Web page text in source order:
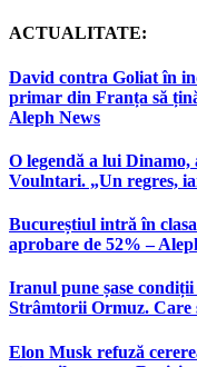
ACTUALITATE:
David contra Goliat în
primar din Franța să
Aleph News
O legendă a lui
Voulntari. „Un regres,
Bucureștiul intră în
aprobare de 52% –
Iranul pune șase
Strâmtorii Ormuz. Care
Elon Musk refuză